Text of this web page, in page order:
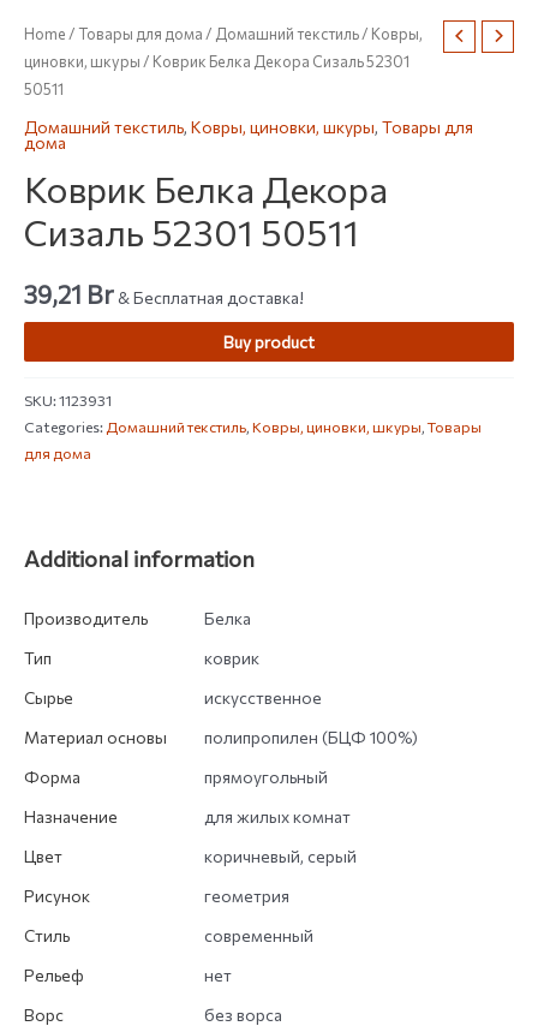
Home/Товары для дома/ Домашний текстиль/ Ковры,
циновки, шкуры/ Коврик Белка Декора Сизаль 52301
50511
Домашний текстиль, Ковры, циновки, шкуры, Товары для
дома
Коврик Белка Декора
Сизаль 52301 50511
39,21 Br& Бесплатная доставка!
Buy product
SKU:1123931
Categories: Домашний текстиль,Ковры, циновки, шкуры,Товары
для дома
Additional information
Производитель
Белка
Тип
коврик
Сырье
искусственное
Материал основы
полипропилен (БЦФ 100%)
Форма
прямоугольный
Назначение
для жилых комнат
Цвет
коричневый, серый
Рисунок
геометрия
Стиль
современный
Рельеф
нет
Ворс
без ворса